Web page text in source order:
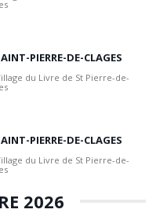
PIERRE-DE-CLAGES
du Livre de St Pierre-de-
PIERRE-DE-CLAGES
du Livre de St Pierre-de-
2026